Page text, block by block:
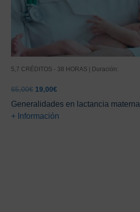
5,7 CRÉDITOS - 38 HORAS | Duración:
65,00€ El
original
era:
19,00€El
actual
es:
Generalidades en lactancia materna
+ Información